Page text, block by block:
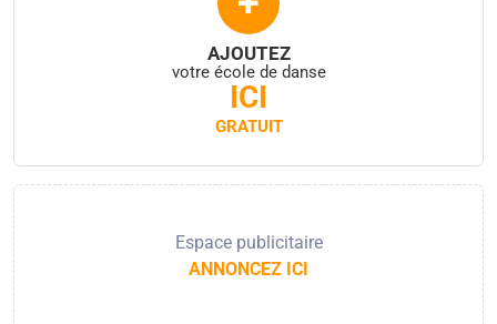
AJOUTEZ
votre école de danse
ICI
GRATUIT
Espace publicitaire
ANNONCEZ ICI